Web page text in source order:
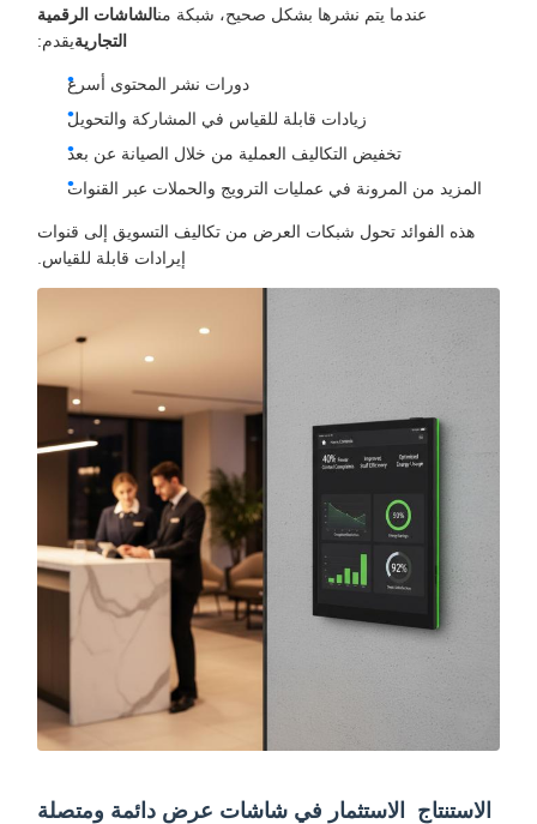
عندما يتم نشرها بشكل صحيح، شبكة منالشاشات الرقمية
التجاريةيقدم:
دورات نشر المحتوى أسرع
زيادات قابلة للقياس في المشاركة والتحويل
تخفيض التكاليف العملية من خلال الصيانة عن بعد
المزيد من المرونة في عمليات الترويج والحملات عبر القنوات
هذه الفوائد تحول شبكات العرض من تكاليف التسويق إلى قنوات
إيرادات قابلة للقياس.
الاستنتاج ‬ الاستثمار في شاشات عرض دائمة ومتصلة